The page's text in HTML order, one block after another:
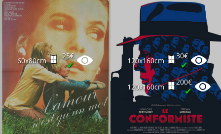
60x80cm
25€
✔ 120x160cm
30€
✔
120x160cm
200€
✔